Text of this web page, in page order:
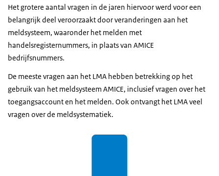
Het grotere aantal vragen in de jaren hiervoor werd voor een
belangrijk deel veroorzaakt door veranderingen aan het
meldsysteem, waaronder het melden met
handelsregisternummers, in plaats van AMICE
bedrijfsnummers.
De meeste vragen aan het LMA hebben betrekking op het
gebruik van het meldsysteem AMICE, inclusief vragen over het
toegangsaccount en het melden. Ook ontvangt het LMA veel
vragen over de meldsystematiek.